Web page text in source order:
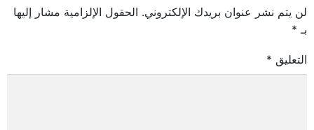
لن يتم نشر عنوان بريدك الإلكتروني. الحقول الإلزامية مشار إليها
بـ *
التعليق *